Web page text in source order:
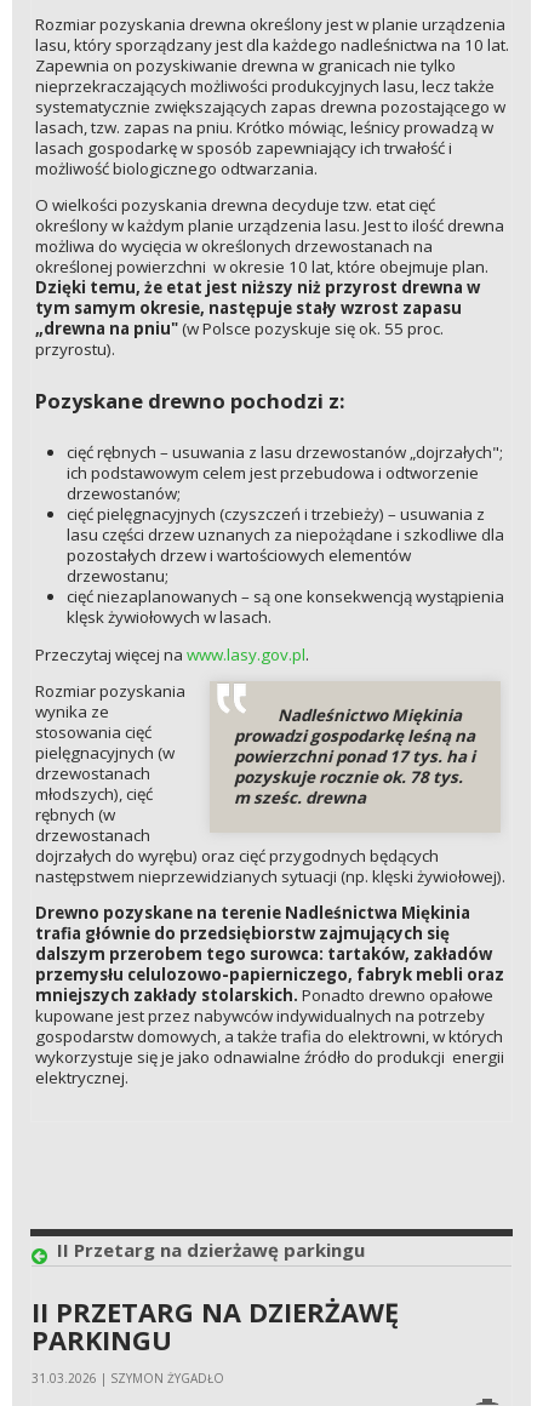
Rozmiar pozyskania drewna określony jest w planie urządzenia
lasu, który sporządzany jest dla każdego nadleśnictwa na 10 lat.
Zapewnia on pozyskiwanie drewna w granicach nie tylko
nieprzekraczających możliwości produkcyjnych lasu, lecz także
systematycznie zwiększających zapas drewna pozostającego w
lasach, tzw. zapas na pniu. Krótko mówiąc, leśnicy prowadzą w
lasach gospodarkę w sposób zapewniający ich trwałość i
możliwość biologicznego odtwarzania.
O wielkości pozyskania drewna decyduje tzw. etat cięć
określony w każdym planie urządzenia lasu. Jest to ilość drewna
możliwa do wycięcia w określonych drzewostanach na
określonej powierzchni w okresie 10 lat, które obejmuje plan.
Dzięki temu, że etat jest niższy niż przyrost drewna w
tym samym okresie, następuje stały wzrost zapasu
„drewna na pniu"(w Polsce pozyskuje się ok. 55 proc.
przyrostu).
Pozyskane drewno pochodzi z:
cięć rębnych – usuwania z lasu drzewostanów „dojrzałych";
ich podstawowym celem jest przebudowa i odtworzenie
drzewostanów;
cięć pielęgnacyjnych (czyszczeń i trzebieży) – usuwania z
lasu części drzew uznanych za niepożądane i szkodliwe dla
pozostałych drzew i wartościowych elementów
drzewostanu;
cięć niezaplanowanych – są one konsekwencją wystąpienia
klęsk żywiołowych w lasach.
Przeczytaj więcej na www.lasy.gov.pl.
Nadleśnictwo Miękinia
prowadzi gospodarkę leśną na
powierzchni ponad 17 tys. ha i
pozyskuje rocznie ok. 78 tys.
m sześc. drewna
Rozmiar pozyskania
wynika ze
stosowania cięć
pielęgnacyjnych (w
drzewostanach
młodszych), cięć
rębnych (w
drzewostanach
dojrzałych do wyrębu) oraz cięć przygodnych będących
następstwem nieprzewidzianych sytuacji (np. klęski żywiołowej).
Drewno pozyskane na terenie Nadleśnictwa Miękinia
trafia głównie do przedsiębiorstw zajmujących się
dalszym przerobem tego surowca: tartaków, zakładów
przemysłu celulozowo-papierniczego, fabryk mebli oraz
mniejszych zakłady stolarskich. Ponadto drewno opałowe
kupowane jest przez nabywców indywidualnych na potrzeby
gospodarstw domowych, a także trafia do elektrowni, w których
wykorzystuje się je jako odnawialne źródło do produkcji energii
elektrycznej.
II Przetarg na dzierżawę parkingu
II PRZETARG NA DZIERŻAWĘ
PARKINGU
31.03.2026 | SZYMON ŻYGADŁO